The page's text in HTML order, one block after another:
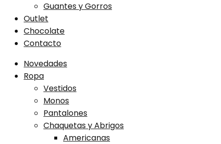
Guantes y Gorros
Outlet
Chocolate
Contacto
Novedades
Ropa
Vestidos
Monos
Pantalones
Chaquetas y Abrigos
Americanas